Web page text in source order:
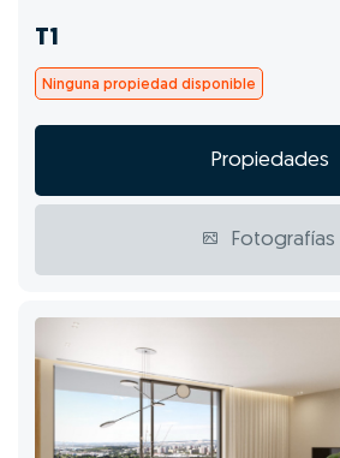
T1
Ninguna propiedad disponible
Propiedades
Fotografías